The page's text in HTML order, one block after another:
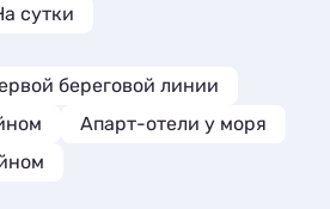
сутки
береговой линии
Апарт-отели у моря